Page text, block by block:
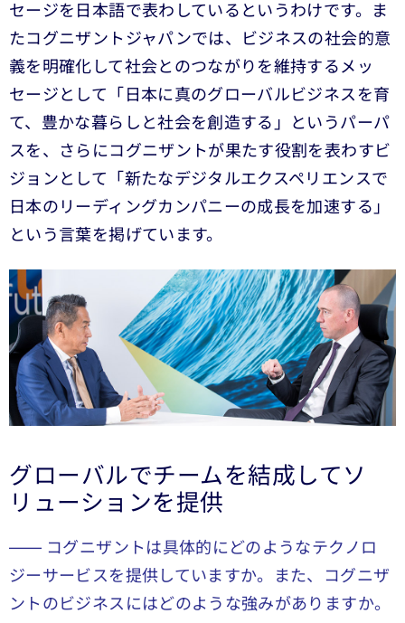
セージを日本語で表わしているというわけです。ま
たコグニザントジャパンでは、ビジネスの社会的意
義を明確化して社会とのつながりを維持するメッ
セージとして「日本に真のグローバルビジネスを育
て、豊かな暮らしと社会を創造する」というパーパ
スを、さらにコグニザントが果たす役割を表わすビ
ジョンとして「新たなデジタルエクスペリエンスで
日本のリーディングカンパニーの成長を加速する」
という言葉を掲げています。
グローバルでチームを結成してソ
リューションを提供
―― コグニザントは具体的にどのようなテクノロ
ジーサービスを提供していますか。また、コグニザ
ントのビジネスにはどのような強みがありますか。